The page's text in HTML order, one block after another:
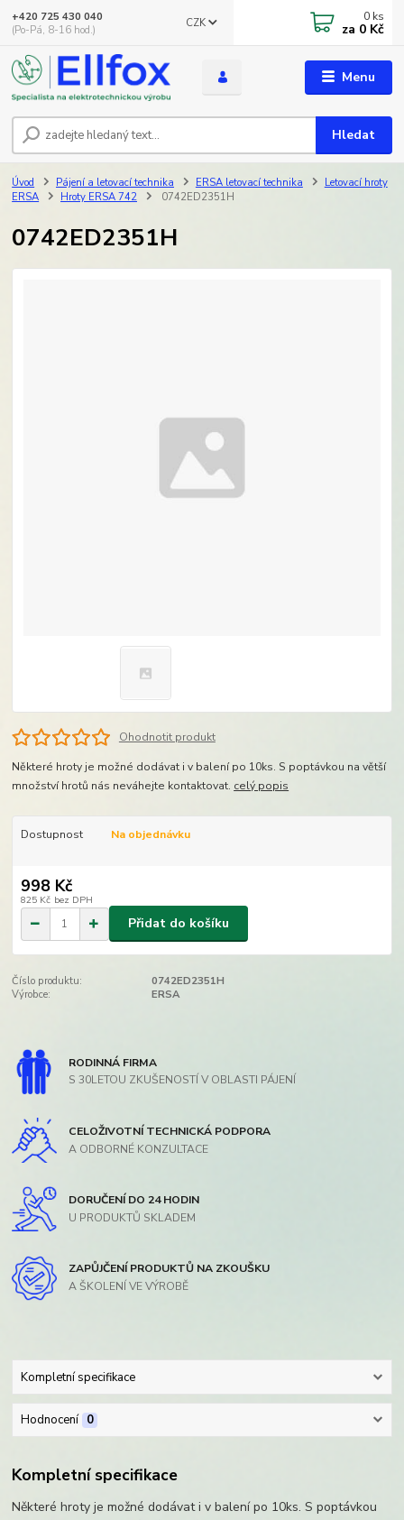
Menu
CZK
Hledat
+420 725 430 040
(Po-Pá, 8-16 hod.)
0 ks
za 0 Kč
Úvod Pájení a letovací technika ERSA letovací technika
Letovací hroty
ERSA
Hroty ERSA 742 0742ED2351H
0742ED2351H
Ohodnotit produkt
Některé hroty je možné dodávat i v balení po 10ks. S poptávkou na větší
množství hrotů nás neváhejte kontaktovat. celý popis
Dostupnost Na objednávku
998 Kč
825 Kč bez DPH
Přidat do košíku
Číslo produktu:
0742ED2351H
Výrobce:
ERSA
RODINNÁ FIRMA
S 30LETOU ZKUŠENOSTÍ V OBLASTI PÁJENÍ
CELOŽIVOTNÍ TECHNICKÁ PODPORA
A ODBORNÉ KONZULTACE
DORUČENÍ DO 24 HODIN
U PRODUKTŮ SKLADEM
ZAPŮJČENÍ PRODUKTŮ NA ZKOUŠKU
A ŠKOLENÍ VE VÝROBĚ
Kompletní specifikace
Hodnocení 0
Kompletní specifikace
Některé hroty je možné dodávat i v balení po 10ks. S poptávkou